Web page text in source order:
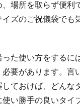
、場所を取らず便利
ズのご祝儀袋でも
た使い方をするに
必要があります。言
ておけば、どんな
い勝手の良いタイ